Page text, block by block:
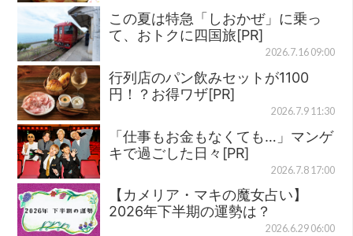
この夏は特急「しおかぜ」に乗っ
て、おトクに四国旅[PR]
2026.7.16 09:00
行列店のパン飲みセットが1100
円！？お得ワザ[PR]
2026.7.9 11:30
「仕事もお金もなくても…」マンゲ
キで過ごした日々[PR]
2026.7.8 17:00
【カメリア・マキの魔女占い】
2026年下半期の運勢は？
2026.6.29 06:00